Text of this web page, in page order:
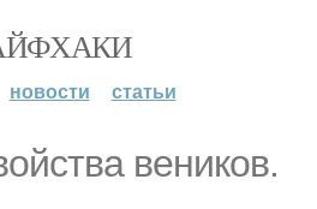
новости статьи
веников.